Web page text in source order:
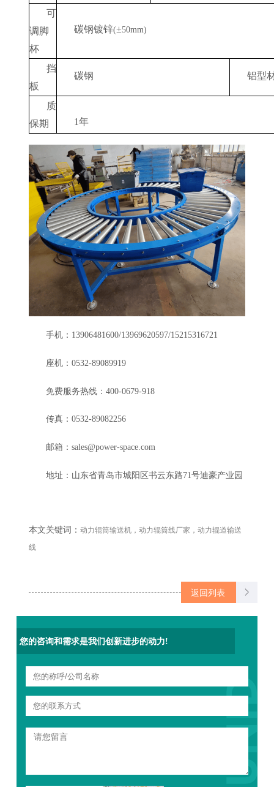
可
调脚
杯
碳钢镀锌(±50mm)
挡
板
碳钢 铝型
质
保期
1年
手机： 13906481600/13969620597/15215316721
座机： 0532-89089919
免费服务热线： 400-0679-918
传真： 0532-89082256
邮箱： sales@power-space.com
地址：山东省青岛市城阳区书云东路71 号迪豪产业园
本文关键词： 动力辊筒输送机，动力辊筒线厂家，动力辊道输送
线
返回列表
您的咨询和需求是我们创新进步的动力!